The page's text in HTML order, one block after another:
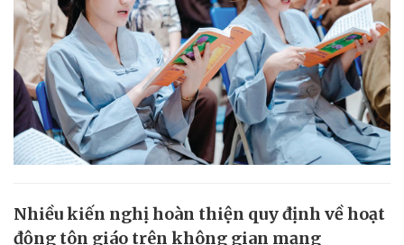
Nhiều kiến nghị hoàn thiện quy định về hoạt
động tôn giáo trên không gian mạng